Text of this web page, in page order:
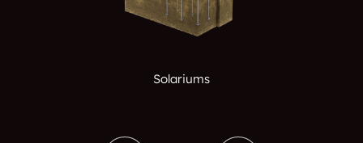
Solariums